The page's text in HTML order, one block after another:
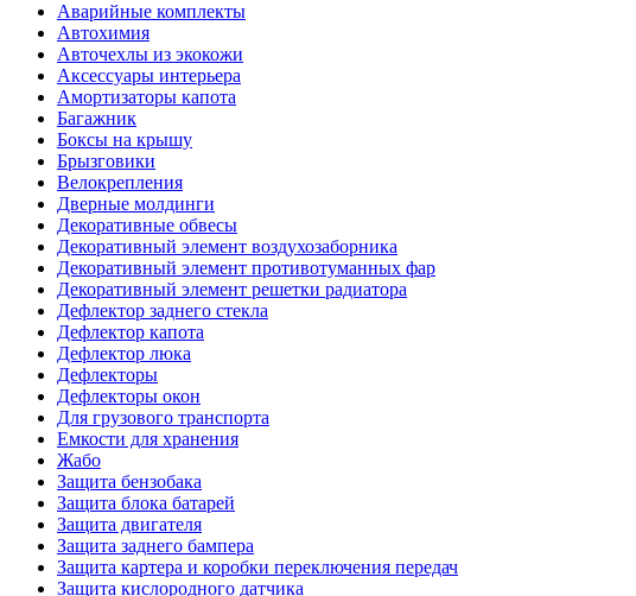
Аварийные комплекты
Автохимия
Авточехлы из экокожи
Аксессуары интерьера
Амортизаторы капота
Багажник
Боксы на крышу
Брызговики
Велокрепления
Дверные молдинги
Декоративные обвесы
Декоративный элемент воздухозаборника
Декоративный элемент противотуманных фар
Декоративный элемент решетки радиатора
Дефлектор заднего стекла
Дефлектор капота
Дефлектор люка
Дефлекторы
Дефлекторы окон
Для грузового транспорта
Емкости для хранения
Жабо
Защита бензобака
Защита блока батарей
Защита двигателя
Защита заднего бампера
Защита картера и коробки переключения передач
Защита кислородного датчика